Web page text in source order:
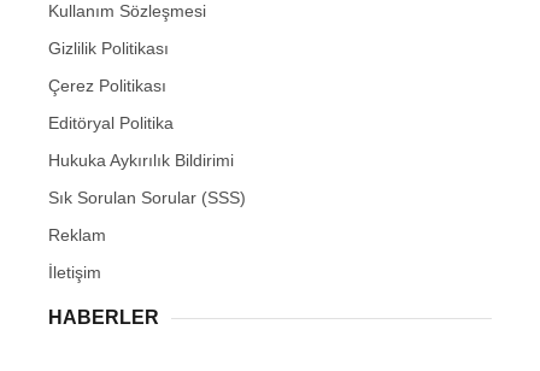
Kullanım Sözleşmesi
Gizlilik Politikası
Çerez Politikası
Editöryal Politika
Hukuka Aykırılık Bildirimi
Sık Sorulan Sorular (SSS)
Reklam
İletişim
HABERLER